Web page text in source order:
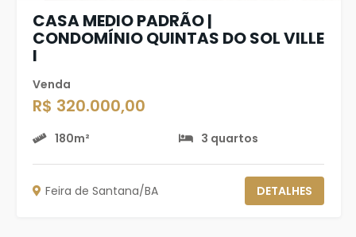
CASA MEDIO PADRÃO |
CONDOMÍNIO QUINTAS DO SOL VILLE
I
Venda
R$ 320.000,00
180m² 3 quartos
Feira de Santana/BA DETALHES